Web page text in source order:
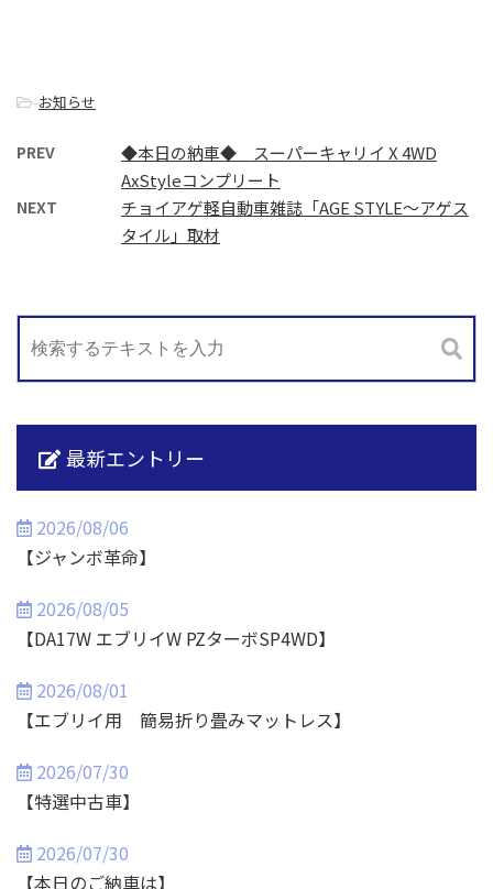
-お知らせ
PREV
◆本日の納車◆ スーパーキャリイ X 4WD
AxStyleコンプリート
NEXT
チョイアゲ軽自動車雑誌「AGE STYLE～アゲス
タイル」取材
最新エントリー
2026/08/06
【ジャンボ革命】
2026/08/05
【DA17W エブリイW PZターボSP4WD】
2026/08/01
【エブリイ用 簡易折り畳みマットレス】
2026/07/30
【特選中古車】
2026/07/30
【本日のご納車は】